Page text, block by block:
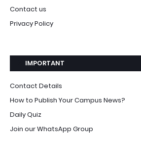
Contact us
Privacy Policy
IMPORTANT
Contact Details
How to Publish Your Campus News?
Daily Quiz
Join our WhatsApp Group